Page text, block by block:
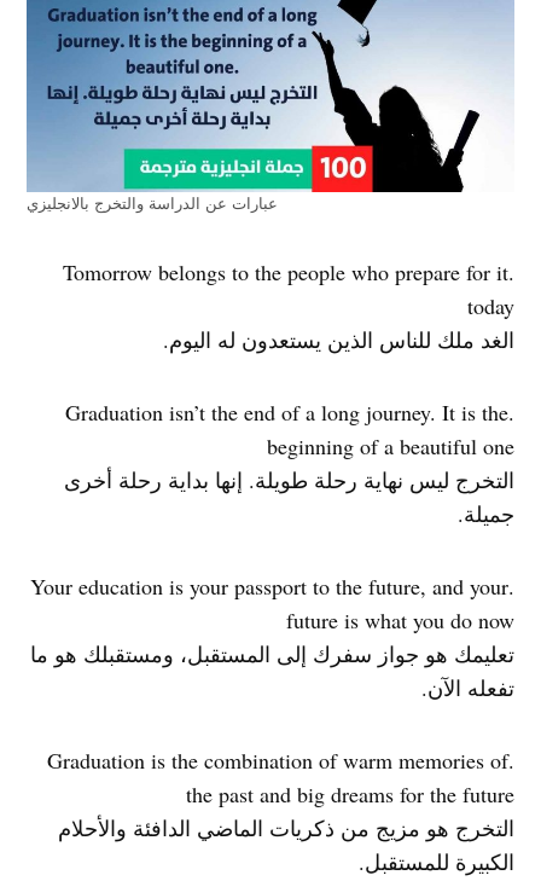
عبارات عن الدراسة والتخرج بالانجليزي
.Tomorrow belongs to the people who prepare for it
today
الغد ملك للناس الذين يستعدون له اليوم.
.Graduation isn’t the end of a long journey. It is the
beginning of a beautiful one
التخرج ليس نهاية رحلة طويلة. إنها بداية رحلة أخرى
جميلة.
.Your education is your passport to the future, and your
future is what you do now
تعليمك هو جواز سفرك إلى المستقبل، ومستقبلك هو ما
تفعله الآن.
.Graduation is the combination of warm memories of
the past and big dreams for the future
التخرج هو مزيج من ذكريات الماضي الدافئة والأحلام
الكبيرة للمستقبل.